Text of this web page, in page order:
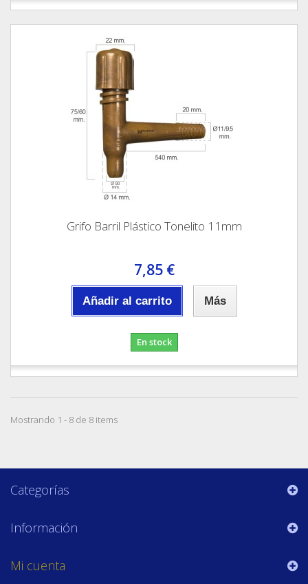
Grifo Barril Plástico Tonelito 11mm
7,85 €
Añadir al carrito Más
En stock
Mostrando 1 - 8 de 8 items
Categorías
Información
Mi cuenta